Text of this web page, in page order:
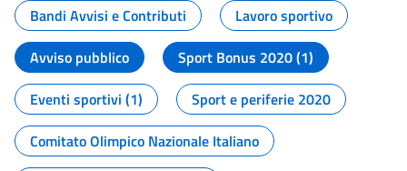
Bandi Avvisi e Contributi
Lavoro sportivo
Avviso pubblico
Sport Bonus 2020 (1)
Eventi sportivi (1)
Sport e periferie 2020
Comitato Olimpico Nazionale Italiano